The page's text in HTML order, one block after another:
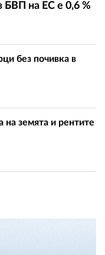
БВП на ЕС е 0,6 %
без почивка в
на земята и рентите